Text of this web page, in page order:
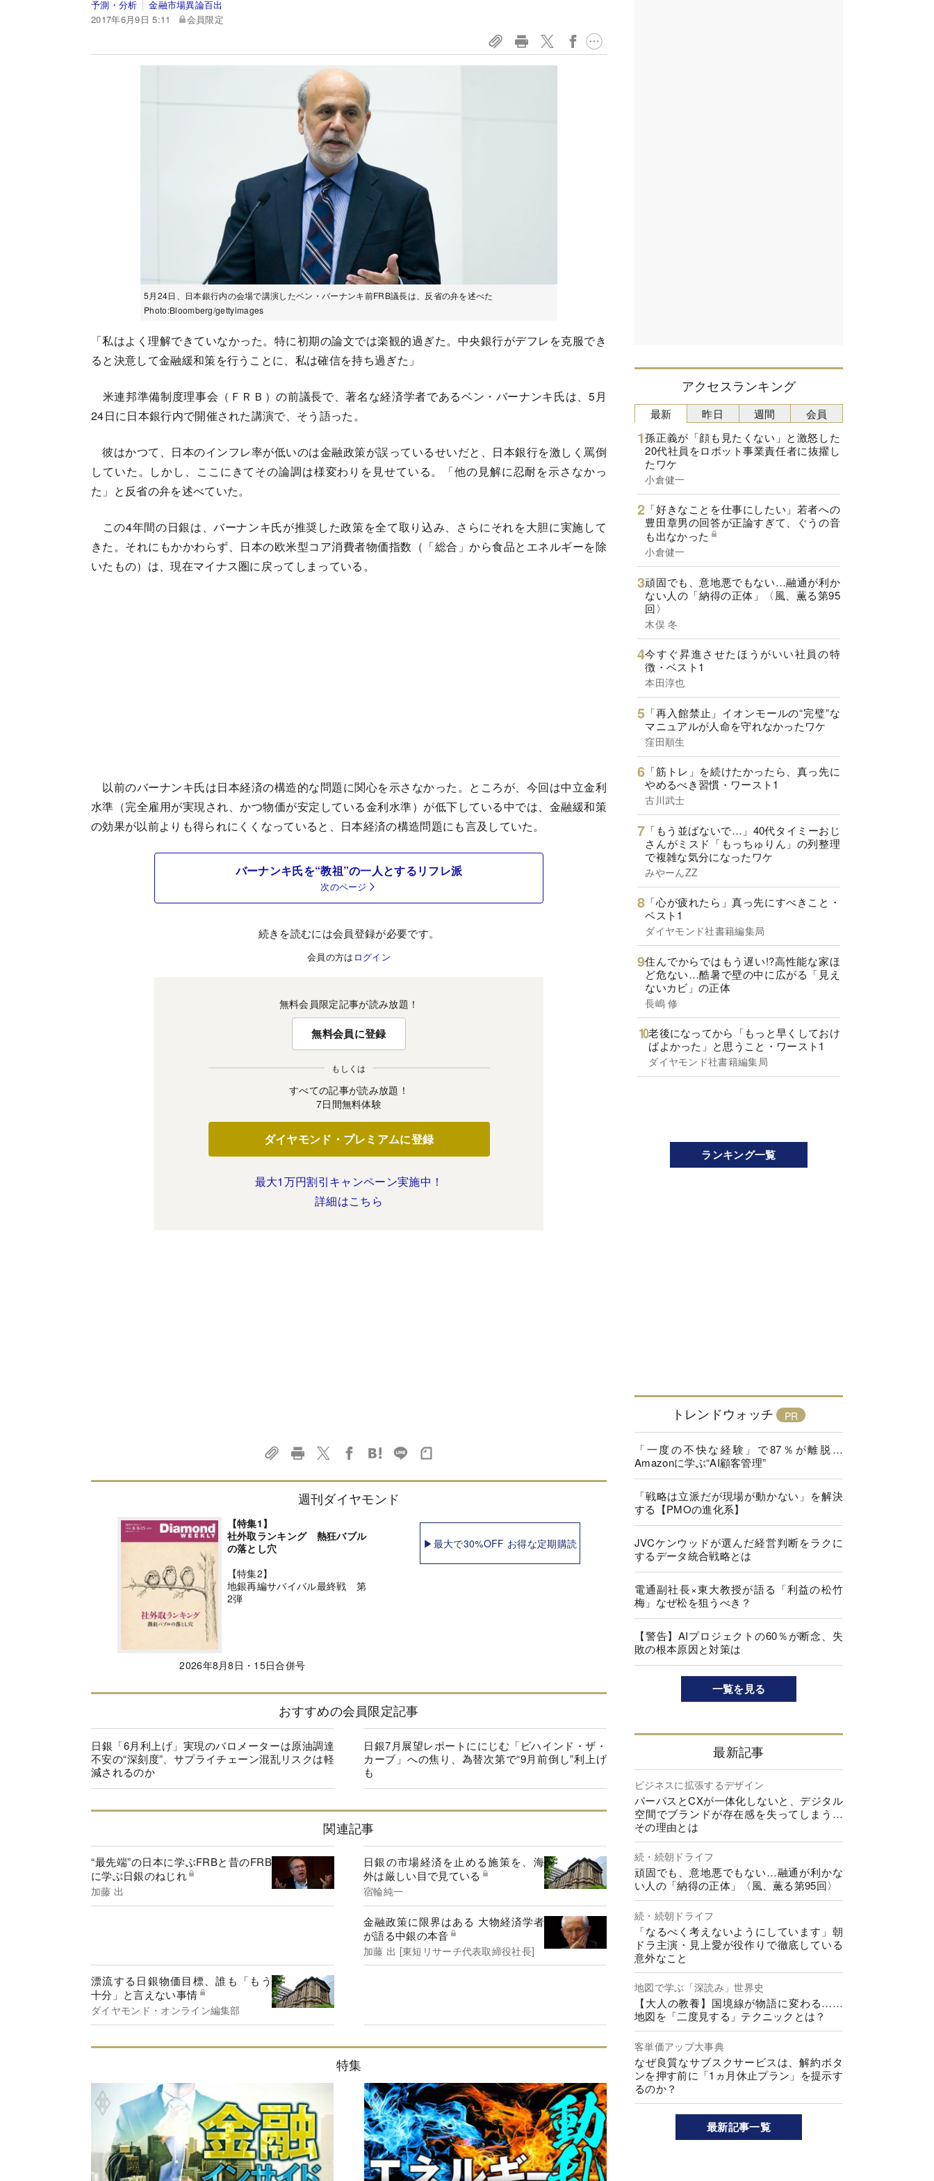
予測・分析
金融市場異論百出
2017年6月9日 5:11
会員限定
5月24日、日本銀行内の会場で講演したベン・バーナンキ前FRB議長は、反省の弁を述べた
Photo:Bloomberg/gettyimages
「私はよく理解できていなかった。特に初期の論文では楽観的過ぎた。中央銀行がデフレを克服でき
ると決意して金融緩和策を行うことに、私は確信を持ち過ぎた」
米連邦準備制度理事会（ＦＲＢ）の前議長で、著名な経済学者であるベン・バーナンキ氏は、5月
24日に日本銀行内で開催された講演で、そう語った。
彼はかつて、日本のインフレ率が低いのは金融政策が誤っているせいだと、日本銀行を激しく罵倒
していた。しかし、ここにきてその論調は様変わりを見せている。「他の見解に忍耐を示さなかっ
た」と反省の弁を述べていた。
この4年間の日銀は、バーナンキ氏が推奨した政策を全て取り込み、さらにそれを大胆に実施して
きた。それにもかかわらず、日本の欧米型コア消費者物価指数（「総合」から食品とエネルギーを除
いたもの）は、現在マイナス圏に戻ってしまっている。
以前のバーナンキ氏は日本経済の構造的な問題に関心を示さなかった。ところが、今回は中立金利
水準（完全雇用が実現され、かつ物価が安定している金利水準）が低下している中では、金融緩和策
の効果が以前よりも得られにくくなっていると、日本経済の構造問題にも言及していた。
バーナンキ氏を“教祖”の一人とするリフレ派
次のページ
続きを読むには会員登録が必要です。
会員の方は ログイン
無料会員限定記事が読み放題！
無料会員に登録
もしくは
すべての記事が読み放題！
7日間無料体験
ダイヤモンド・プレミアムに登録
最大1万円割引キャンペーン実施中！
詳細はこちら
週刊ダイヤモンド
【特集1】
社外取ランキング 熱狂バブル
の落とし穴
【特集2】
地銀再編サバイバル最終戦 第
2弾
2026年8月8日・15日合併号
▶最大で30%OFF お得な定期購読
おすすめの会員限定記事
日銀「6月利上げ」実現のバロメーターは原油調達
不安の“深刻度”、サプライチェーン混乱リスクは軽
減されるのか
日銀7月展望レポートににじむ「ビハインド・ザ・
カーブ」への焦り、為替次第で“9月前倒し”利上げ
も
関連記事
“最先端”の日本に学ぶFRBと昔のFRB
に学ぶ日銀のねじれ
加藤 出
日銀の市場経済を止める施策を、海
外は厳しい目で見ている
宿輪純一
金融政策に限界はある 大物経済学者
が語る中銀の本音
加藤 出 [東短リサーチ代表取締役社長]
漂流する日銀物価目標、誰も「もう
十分」と言えない事情
ダイヤモンド・オンライン編集部
特集
アクセスランキング
最新
孫正義が「顔も見たくない」と激怒した
20代社員をロボット事業責任者に抜擢し
たワケ
小倉健一
「好きなことを仕事にしたい」若者への
豊田章男の回答が正論すぎて、ぐうの音
も出なかった
小倉健一
頑固でも、意地悪でもない…融通が利か
ない人の「納得の正体」〈風、薫る第95
回〉
木俣 冬
今すぐ昇進させたほうがいい社員の特
徴・ベスト1
本田淳也
「再入館禁止」イオンモールの“完璧”な
マニュアルが人命を守れなかったワケ
窪田順生
「筋トレ」を続けたかったら、真っ先に
やめるべき習慣・ワースト1
古川武士
「もう並ばないで…」40代タイミーおじ
さんがミスド「もっちゅりん」の列整理
で複雑な気分になったワケ
みやーんZZ
「心が疲れたら」真っ先にすべきこと・
ベスト1
ダイヤモンド社書籍編集局
住んでからではもう遅い!?高性能な家ほ
ど危ない…酷暑で壁の中に広がる「見え
ないカビ」の正体
長嶋 修
老後になってから「もっと早くしておけ
ばよかった」と思うこと・ワースト1
ダイヤモンド社書籍編集局
昨日 週間 会員
ランキング一覧
トレンドウォッチ
「一度の不快な経験」で87％が離脱…
Amazonに学ぶ“AI顧客管理”
「戦略は立派だが現場が動かない」を解決
する【PMOの進化系】
JVCケンウッドが選んだ経営判断をラクに
するデータ統合戦略とは
電通副社長×東大教授が語る「利益の松竹
梅」なぜ松を狙うべき？
【警告】AIプロジェクトの60％が断念、失
敗の根本原因と対策は
一覧を見る
最新記事
ビジネスに拡張するデザイン
パーパスとCXが一体化しないと、デジタル
空間でブランドが存在感を失ってしまう…
その理由とは
続・続朝ドライフ
頑固でも、意地悪でもない…融通が利かな
い人の「納得の正体」〈風、薫る第95回〉
続・続朝ドライフ
「なるべく考えないようにしています」朝
ドラ主演・見上愛が役作りで徹底している
意外なこと
地図で学ぶ「深読み」世界史
【大人の教養】国境線が物語に変わる……
地図を「二度見する」テクニックとは？
客単価アップ大事典
なぜ良質なサブスクサービスは、解約ボタ
ンを押す前に「1ヵ月休止プラン」を提示す
るのか？
最新記事一覧